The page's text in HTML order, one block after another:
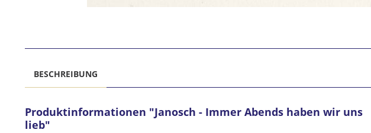
BESCHREIBUNG
Produktinformationen "Janosch - Immer Abends haben wir uns
lieb"